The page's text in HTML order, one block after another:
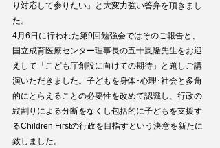
り対応して参りたい」と大変力強い答弁を頂きまし
た。
4月6日に行われた第9回勉強会ではそのご報告と、
国立成育医療センター理事長の五十嵐隆先生をお迎
えして「こども庁創設に向けての期待」と題しご講
演いただきました。子どもを身体･心理･社会と多角
的にとらえることの必要性を改めて認識し、行政の
縦割りによる分断をなくし包括的に子どもを支援す
るChildren Firstの行政を目指すという決意を新たに
致しました。